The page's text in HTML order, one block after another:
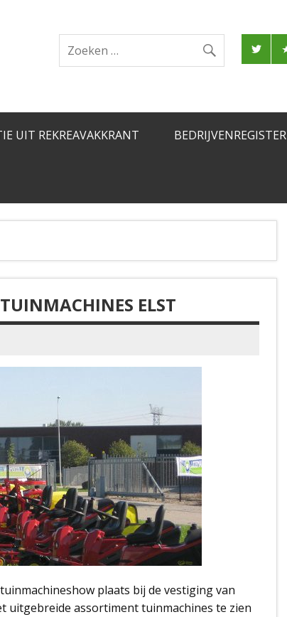
UIT REKREAVAKKRANT BEDRIJVENREGISTER
ELST
plaats bij de vestiging van
uitgebreide assortiment tuinmachines te zien